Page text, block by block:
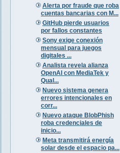
Alerta por fraude que roba
cuentas bancarias con M...
GitHub pierde usuarios
por fallos constantes
Sony exige conexión
mensual para juegos
digitales ...
Analista revela alianza
OpenAI con MediaTek y
Qual...
Nuevo sistema genera
errores intencionales en
corr...
Nuevo ataque BlobPhish
roba credenciales de
inicio...
Meta transmitirá energía
solar desde el espacio pa...